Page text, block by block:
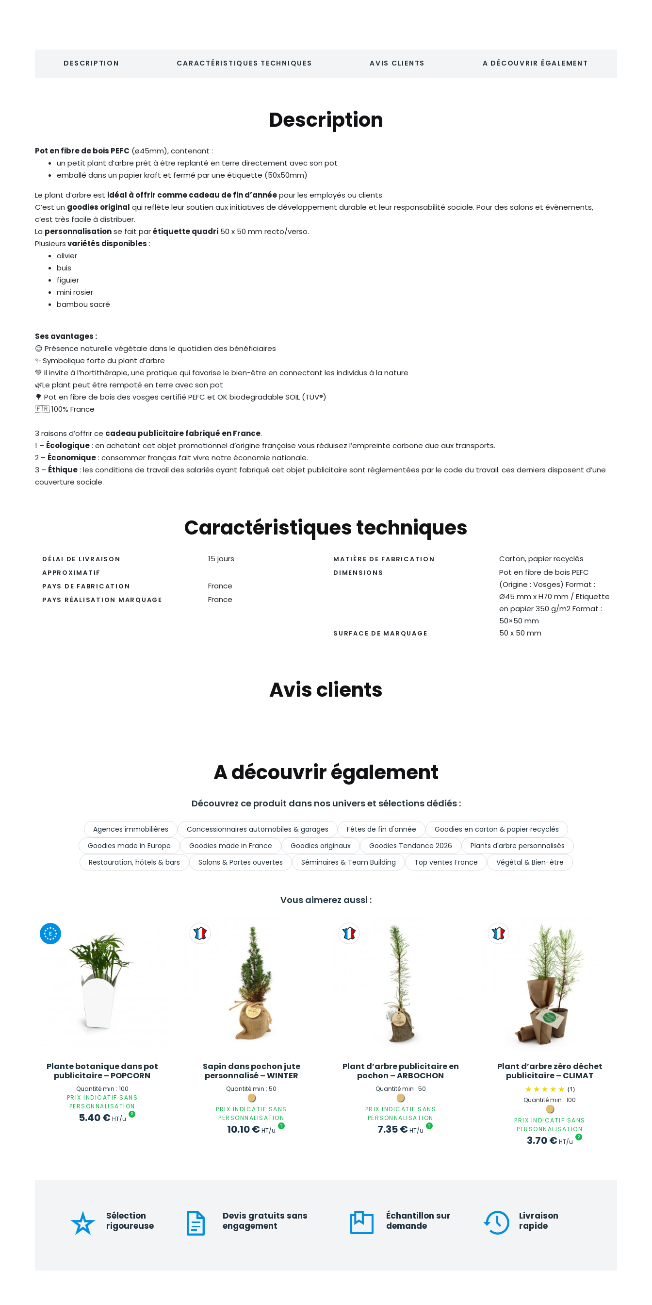
DESCRIPTION CARACTÉRISTIQUES TECHNIQUES AVIS CLIENTS A DÉCOUVRIR ÉGALEMENT
Description
Pot en fibre de bois PEFC (ø45mm), contenant :
un petit plant d’arbre prêt à être replanté en terre directement avec son pot
emballé dans un papier kraft et fermé par une étiquette (50x50mm)
Le plant d’arbre est idéal à offrir comme cadeau de fin d’annéepour les employés ou clients.
C’est un goodies original qui reflète leur soutien aux initiatives de développement durable et leur responsabilité sociale. Pour des salons et évènements,
c’est très facile à distribuer.
La personnalisationse fait parétiquette quadri 50 x 50 mm recto/verso.
Plusieursvariétés disponibles :
olivier
buis
figuier
mini rosier
bambou sacré
Ses avantages :
😊 Présence naturelle végétale dans le quotidien des bénéficiaires
✨ Symbolique forte du plant d’arbre
💚 Il invite à l’hortithérapie, une pratique qui favorise le bien-être en connectant les individus à la nature
🌿Le plant peut être rempoté en terre avec son pot
🌳 Pot en fibre de bois des vosges certifié PEFC et OK biodegradable SOIL (TÜV®)
🇫🇷 100% France
3 raisons d’offrir ce cadeau publicitaire fabriqué en France.
1 – Écologique: en achetant cet objet promotionnel d’origine française vous réduisez l’empreinte carbone due aux transports.
2 – Économique: consommer français fait vivre notre économie nationale.
3 – Éthique: les conditions de travail des salariés ayant fabriqué cet objet publicitaire sont réglementées par le code du travail. ces derniers disposent d’une
couverture sociale.
Caractéristiques techniques
DÉLAI DE LIVRAISON
APPROXIMATIF
15 jours
PAYS DE FABRICATION France
PAYS RÉALISATION MARQUAGE France
MATIÈRE DE FABRICATION Carton, papier recyclés
DIMENSIONS
Pot en fibre de bois PEFC
(Origine : Vosges) Format :
Ø45 mm x H70 mm / Etiquette
en papier 350 g/m2 Format :
50×50 mm
SURFACE DE MARQUAGE 50 x 50 mm
Avis clients
A découvrir également
Découvrez ce produit dans nos univers et sélections dédiés :
Agences immobilières Concessionnaires automobiles & garages Fêtes de fin d'année
Goodies en carton & papier recyclés
Goodies made in Europe
Goodies made in France Goodies originaux Goodies Tendance 2026
Plants d'arbre personnalisés
Restauration, hôtels & bars
Salons & Portes ouvertes Séminaires & Team Building Top ventes France Végétal & Bien-être
Vous aimerez aussi :
Plante botanique dans pot
publicitaire – POPCORN
Quantité min : 100
PRIX INDICATIF SANS
PERSONNALISATION
5.40€HT/u
?
Sapin dans pochon jute
personnalisé – WINTER
Quantité min : 50
PRIX INDICATIF SANS
PERSONNALISATION
10.10€HT/u
?
Plant d’arbre publicitaire en
pochon – ARBOCHON
Quantité min : 50
PRIX INDICATIF SANS
PERSONNALISATION
7.35€HT/u
?
Plant d’arbre zéro déchet
publicitaire – CLIMAT
(1)
Quantité min : 100
PRIX INDICATIF SANS
PERSONNALISATION
3.70€HT/u
?
Sélection
rigoureuse
Devis gratuits sans
engagement
Échantillon sur
demande
Livraison
rapide